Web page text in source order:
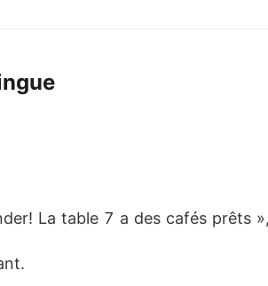
Il était comme le feu. Il était
t-il le guérir ?... ou cela
La table 7 a des cafés prêts